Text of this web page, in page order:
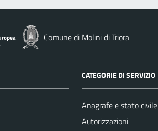
Comune di Molini di Triora
CATEGORIE DI SERVIZIO
Anagrafe e stato civile
Autorizzazioni